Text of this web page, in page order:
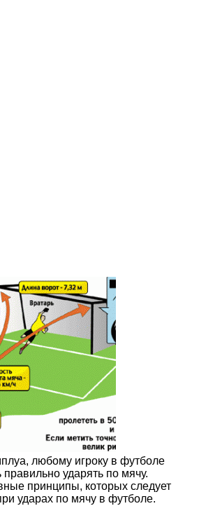
любому игроку в футболе
ударять по мячу.
принципы, которых следует
ударах по мячу в футболе.